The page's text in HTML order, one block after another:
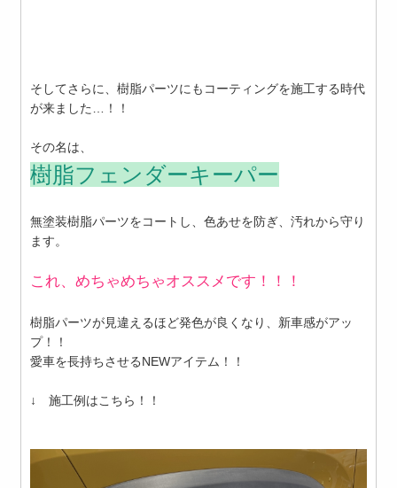
そしてさらに、樹脂パーツにもコーティングを施工する時代
が来ました…！！
その名は、
樹脂フェンダーキーパー
無塗装樹脂パーツをコートし、色あせを防ぎ、汚れから守り
ます。
これ、めちゃめちゃオススメです！！！
樹脂パーツが見違えるほど発色が良くなり、新車感がアッ
プ！！
愛車を長持ちさせるNEWアイテム！！
↓ 施工例はこちら！！